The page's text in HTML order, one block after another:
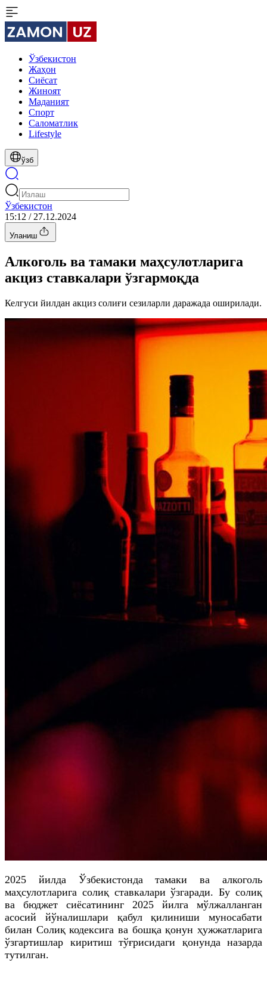
Ўзбекистон
Жаҳон
Сиёсат
Жиноят
Маданият
Спорт
Cаломатлик
Lifestyle
ўзб
Ўзбекистон
15:12 / 27.12.2024
Уланиш
Алкоголь ва тамаки маҳсулотларига
акциз ставкалари ўзгармоқда
Келгуси йилдан акциз солиғи сезиларли даражада оширилади.
2025 йилда Ўзбекистонда тамаки ва алкоголь
маҳсулотларига солиқ ставкалари ўзгаради. Бу солиқ
ва бюджет сиёсатининг 2025 йилга мўлжалланган
асосий йўналишлари қабул қилиниши муносабати
билан Солиқ кодексига ва бошқа қонун ҳужжатларига
ўзгартишлар киритиш тўғрисидаги қонунда назарда
тутилган.